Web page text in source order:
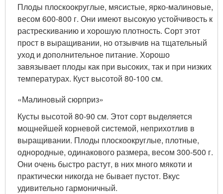
Плоды плоскоокруглые, мясистые, ярко-малиновые,
весом 600-800 г. Они имеют высокую устойчивость к
растрескиванию и хорошую плотность. Сорт этот
прост в выращивании, но отзывчив на тщательный
уход и дополнительное питание. Хорошо
завязывает плоды как при высоких, так и при низких
температурах. Куст высотой 80-100 см.
«Малиновый сюрприз»
Кусты высотой 80-90 см. Этот сорт выделяется
мощнейшей корневой системой, неприхотлив в
выращивании. Плоды плоскоокруглые, плотные,
однородные, одинакового размера, весом 300-500 г.
Они очень быстро растут, в них много мякоти и
практически никогда не бывает пустот. Вкус
удивительно гармоничный.